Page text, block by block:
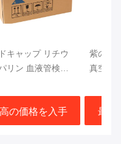
キャップ リチウ
リン 血液管検査
分離器
の価格を入手
紫のキ
真空血
トップ
最高